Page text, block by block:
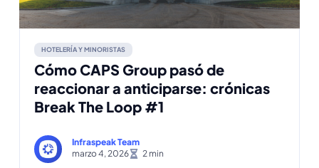
HOTELERÍA Y MINORISTAS
Cómo CAPS Group pasó de
reaccionar a anticiparse: crónicas
Break The Loop #1
Infraspeak Team
marzo 4, 2026